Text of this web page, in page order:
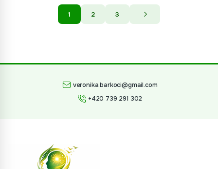
1 2 3
veronika.barkoci@gmail.com
+420 739 291 302